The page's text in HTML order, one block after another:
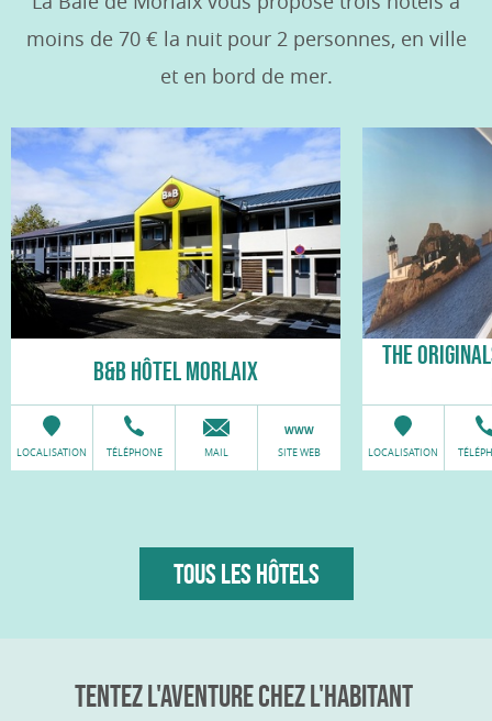
moins de 70 € la nuit pour 2 personnes, en ville
et en bord de mer.
B&B HÔTEL MORLAIX
LOCALISATION TÉLÉPHONE MAIL SITE WEB
THE
LOCALISATION
TOUS LES HÔTELS
TENTEZ L'AVENTURE CHEZ L'HABITANT